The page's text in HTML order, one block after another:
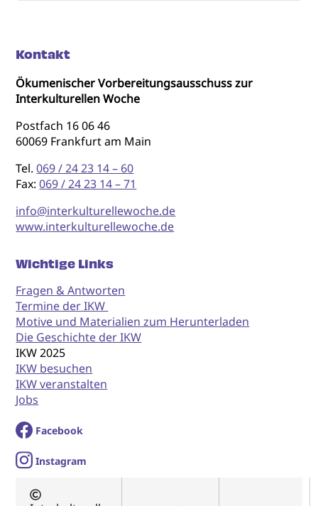
Kontakt
Ökumenischer Vorbereitungsausschuss zur
Interkulturellen Woche
Postfach 16 06 46
60069 Frankfurt am Main
Tel.069 / 24 23 14 – 60
Fax:069 / 24 23 14 – 71
info@interkulturellewoche.de
www.interkulturellewoche.de
Wichtige Links
Fragen & Antworten
Termine der IKW
Motive und Materialien zum Herunterladen
Die Geschichte der IKW
IKW 2025
IKW besuchen
IKW veranstalten
Jobs
Facebook
Instagram